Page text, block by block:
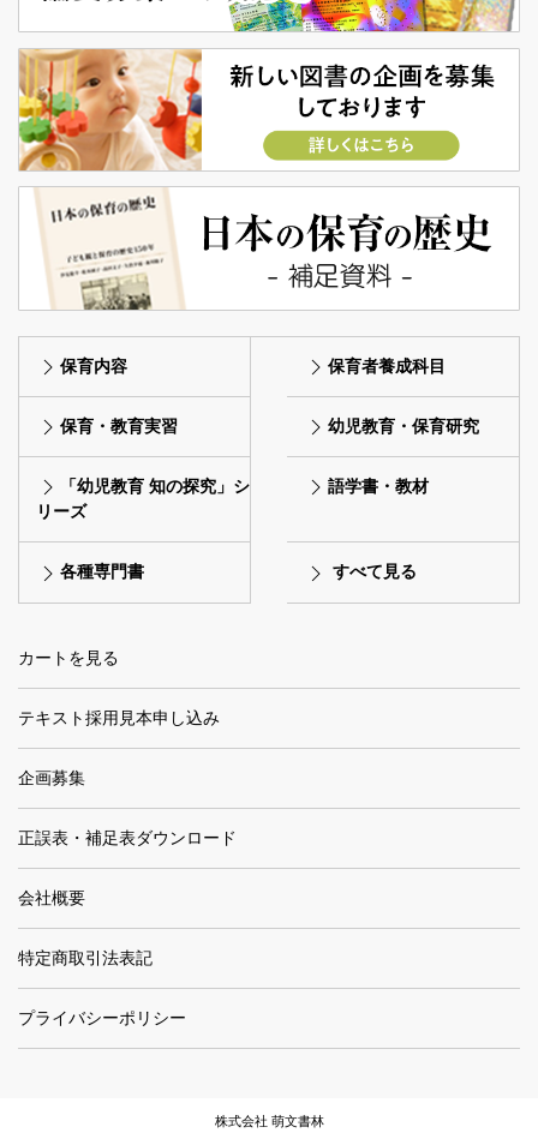
保育内容 保育者養成科目
保育・教育実習 幼児教育・保育研究
「幼児教育 知の探究」シ
リーズ
語学書・教材
各種専門書 すべて見る
カートを見る
テキスト採用見本申し込み
企画募集
正誤表・補足表ダウンロード
会社概要
特定商取引法表記
プライバシーポリシー
株式会社 萌文書林